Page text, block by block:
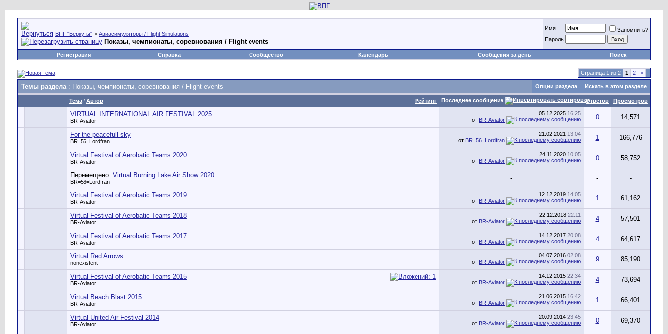
ВПГ "Беркуты" > Авиасимуляторы / Flight Simulations
Показы, чемпионаты, соревнования / Flight events
Имя
Запомнить?
Пароль
Регистрация Справка Сообщество Календарь Сообщения за день Поиск
Страница 1 из 2 1 2 >
Темы раздела: Показы, чемпионаты, соревнования / Flight events Опции раздела Искать в этом разделе
Рейтинг
Тема / Автор Последнее сообщение Ответов Просмотров
VIRTUAL INTERNATIONAL AIR FESTIVAL 2025
BR-Aviator
05.12.2025 16:25
от BR-Aviator 0 14,571
For the peacefull sky
BR=56=Lordfran
21.02.2021 13:04
от BR=56=Lordfran 1 166,776
Virtual Festival of Aerobatic Teams 2020
BR-Aviator
24.11.2020 10:05
от BR-Aviator 0 58,752
Перемещено: Virtual Burning Lake Air Show 2020
BR=56=Lordfran - - -
Virtual Festival of Aerobatic Teams 2019
BR-Aviator
12.12.2019 14:05
от BR-Aviator 1 61,162
Virtual Festival of Aerobatic Teams 2018
BR-Aviator
22.12.2018 22:11
от BR-Aviator 4 57,501
Virtual Festival of Aerobatic Teams 2017
BR-Aviator
14.12.2017 20:08
от BR-Aviator 4 64,617
Virtual Red Arrows
nonexistent
04.07.2016 02:08
от BR-Aviator 9 85,190
Virtual Festival of Aerobatic Teams 2015
BR-Aviator
14.12.2015 22:34
от BR-Aviator 4 73,694
Virtual Beach Blast 2015
BR-Aviator
21.06.2015 16:42
от BR-Aviator 1 66,401
Virtual United Air Festival 2014
BR-Aviator
20.09.2014 23:45
от BR-Aviator 0 69,370